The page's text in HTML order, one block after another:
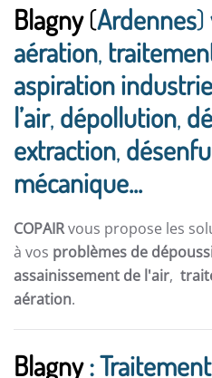
Blagny(Ardennes)
aération,
aspiration
l’air, dépollution,
extraction,
mécanique...
COPAIRvous propose les
à vos problèmes de
assainissement de l'air,
aération.
Blagny: